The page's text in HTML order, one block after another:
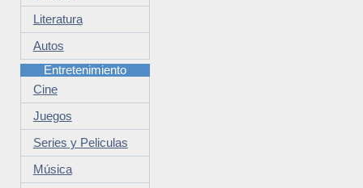
Literatura
Autos
Entretenimiento
Cine
Juegos
Series y Peliculas
Música